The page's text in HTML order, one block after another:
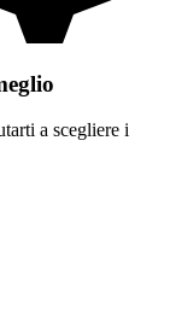
a scegliere i